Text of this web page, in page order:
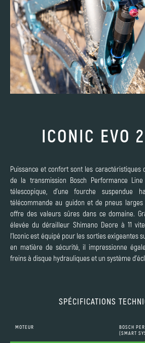
ICONIC EVO
Puissance et confort sont les caractéristiques
de la transmission Bosch Performance
télescopique, d'une fourche suspendue
télécommande au guidon et de pneus larges
offre des valeurs sûres dans ce domaine.
élevée du dérailleur Shimano Deore à 11
l'Iconic est équipé pour les sorties exigeantes
en matière de sécurité, il impressionne
freins à disque hydrauliques et un système
SPÉCIFICATIONS
MOTEUR
BOSCH
(SMART